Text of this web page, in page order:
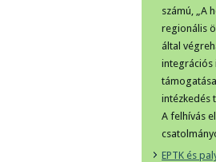
számú, „A
regionális
által
integrációs
intézkedés
A felhívás
EPTK és